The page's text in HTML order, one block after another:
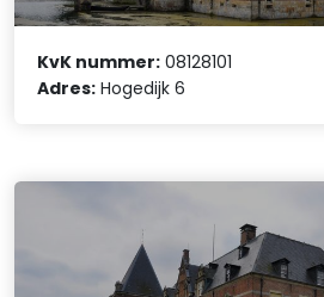
KvK nummer: 08128101
Adres: Hogedijk 6